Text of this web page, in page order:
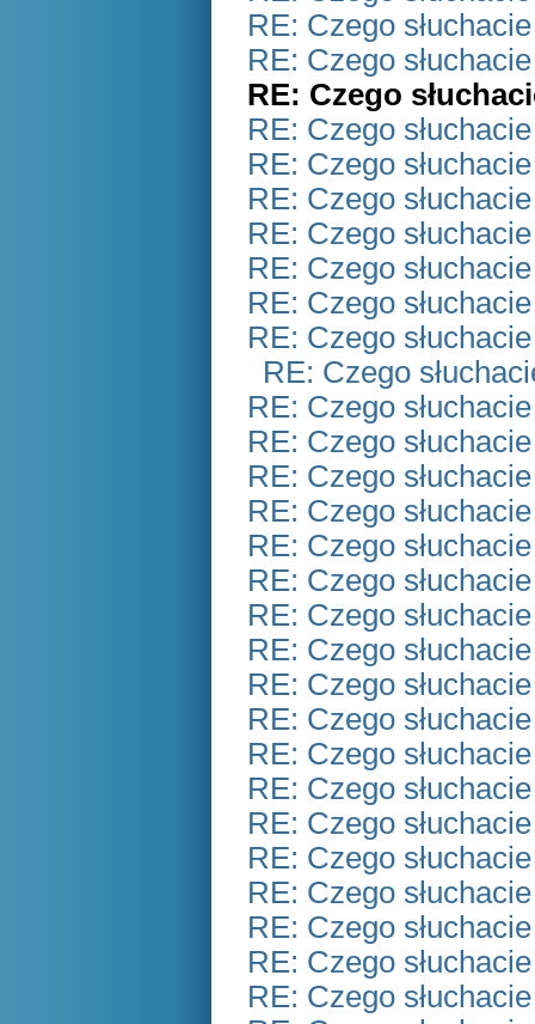
RE: Czego
RE: Czego
RE: Czego
RE: Czego
RE: Czego
RE: Czego
RE: Czego
RE: Czego
RE: Czego
RE: Czego
RE: Czego
RE: Czego
RE: Czego
RE: Czego
RE: Czego
RE: Czego
RE: Czego
RE: Czego
RE: Czego
RE: Czego
RE: Czego
RE: Czego
RE: Czego
RE: Czego
RE: Czego
RE: Czego
RE: Czego
RE: Czego
RE: Czego